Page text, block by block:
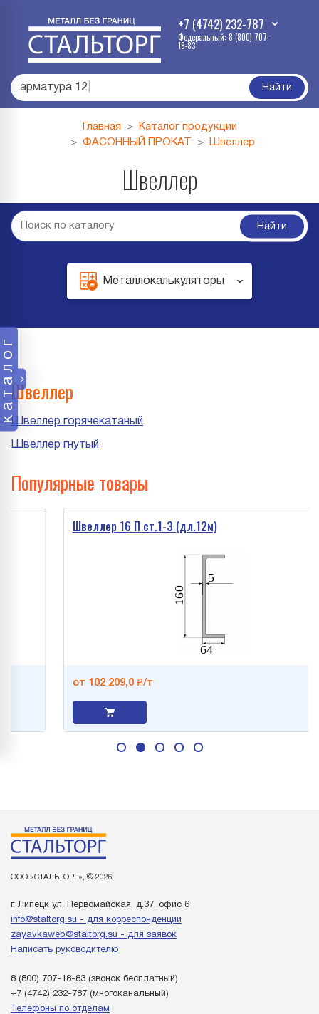
+7 (4742) 232-787
Федеральный: 8 (800) 707-
18-83
арматура 12 Найти
каталог
Главная
Каталог продукции
ФАСОННЫЙ ПРОКАТ
Швеллер
Швеллер
Найти
Металлокалькуляторы
Швеллер
Швеллер горячекатаный
Швеллер гнутый
Популярные товары
Швеллер 16 П ст.1-3 (дл.12м)
от 102 209,0 ₽/т
ООО «СТАЛЬТОРГ», © 2026
г. Липецк ул. Первомайская, д.37, офис 6
info@staltorg.su - для корреспонденции
zayavkaweb@staltorg.su - для заявок
Написать руководителю
8 (800) 707-18-83 (звонок бесплатный)
+7 (4742) 232-787 (многоканальный)
Телефоны по отделам